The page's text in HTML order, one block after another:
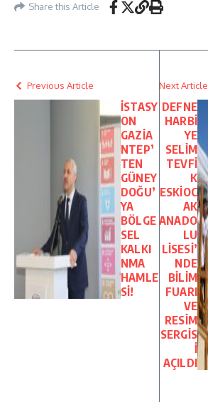
Share this Article
Previous Article
İSTASY
ON
GAZİA
NTEP’
TEN
GÜNEY
DOĞU’
YA
BÖLGE
SEL
KALKI
NMA
HAMLE
Sİ!
Next Article
DEFNE
HARBİ
YE
SELİM
TEVFİ
K
ESKİOC
AK
ANADO
LU
LİSESİ’
NDE
BİLİM
FUARI
VE
RESİM
SERGİS
İ
AÇILDI